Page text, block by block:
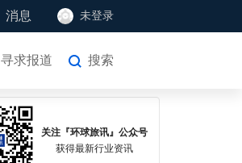
消息 未登录
寻求报道 搜索
关注『环球旅讯』公众号
获得最新行业资讯